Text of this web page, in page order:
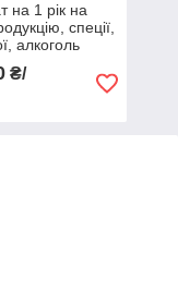
на 1 рік на
спеції,
алкоголь
₴/